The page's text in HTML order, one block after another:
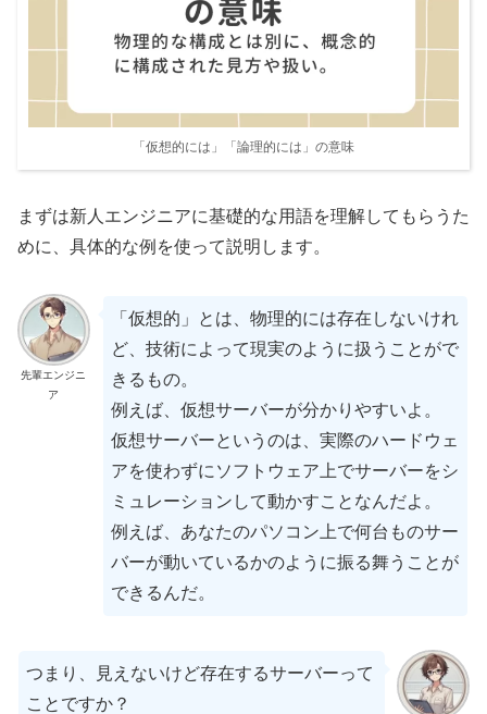
「仮想的には」「論理的には」の意味
まずは新人エンジニアに基礎的な用語を理解してもらうた
めに、具体的な例を使って説明します。
先輩エンジニ
ア
「仮想的」とは、物理的には存在しないけれ
ど、技術によって現実のように扱うことがで
きるもの。
例えば、仮想サーバーが分かりやすいよ。
仮想サーバーというのは、実際のハードウェ
アを使わずにソフトウェア上でサーバーをシ
ミュレーションして動かすことなんだよ。
例えば、あなたのパソコン上で何台ものサー
バーが動いているかのように振る舞うことが
できるんだ。
つまり、見えないけど存在するサーバーって
ことですか？